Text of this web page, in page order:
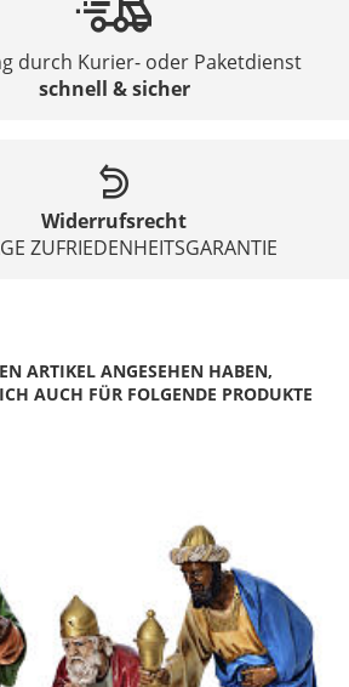
durch Kurier- oder Paketdienst
schnell & sicher
Widerrufsrecht
ZUFRIEDENHEITSGARANTIE
ARTIKEL ANGESEHEN HABEN,
AUCH FÜR FOLGENDE PRODUKTE